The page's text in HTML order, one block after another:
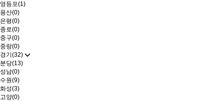
영등포(1)
용산(0)
은평(0)
종로(0)
중구(0)
중랑(0)
경기(32)
분당(13)
성남(0)
수원(9)
화성(3)
고양(0)